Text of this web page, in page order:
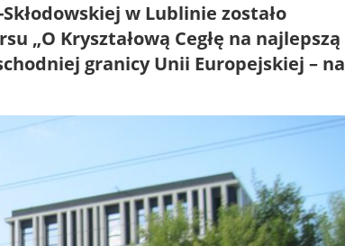
w Lublinie zostało
„O Kryształową Cegłę na najlepszą
granicy Unii Europejskiej – na